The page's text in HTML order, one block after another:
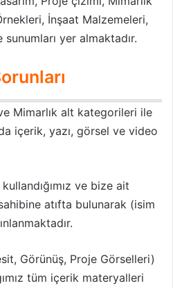
İnşaat Malzemeleri,
yer almaktadır.
Mimarlık alt kategorileri ile
içerik, yazı, görsel ve video
ve bize ait
atıfta bulunarak (isim
Görünüş, Proje Görselleri)
tüm içerik materyalleri